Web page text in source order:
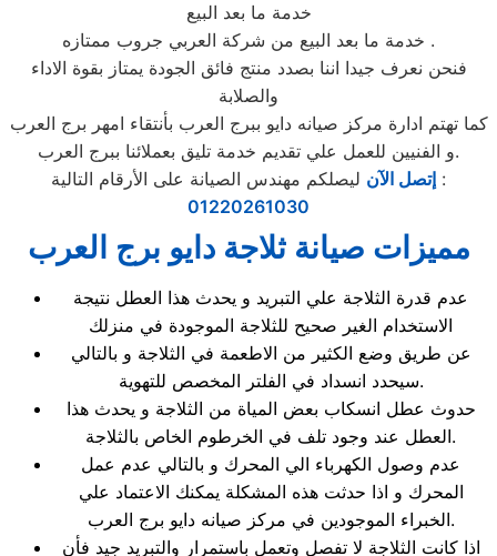
خدمة ما بعد البيع
خدمة ما بعد البيع من شركة العربي جروب ممتازه .
فنحن نعرف جيدا اننا بصدد منتج فائق الجودة يمتاز بقوة الاداء
والصلابة
كما تهتم ادارة مركز صيانه دايو ببرج العرب بأنتقاء امهر برج العرب
و الفنيين للعمل علي تقديم خدمة تليق بعملائنا ببرج العرب.
إتصل الآن ليصلكم مهندس الصيانة على الأرقام التالية :
01220261030
مميزات صيانة ثلاجة دايو برج العرب
عدم قدرة الثلاجة علي التبريد و يحدث هذا العطل نتيجة
الاستخدام الغير صحيح للثلاجة الموجودة في منزلك
عن طريق وضع الكثير من الاطعمة في الثلاجة و بالتالي
سيحدد انسداد في الفلتر المخصص للتهوية.
حدوث عطل انسكاب بعض المياة من الثلاجة و يحدث هذا
العطل عند وجود تلف في الخرطوم الخاص بالثلاجة.
عدم وصول الكهرباء الي المحرك و بالتالي عدم عمل
المحرك و اذا حدثت هذه المشكلة يمكنك الاعتماد علي
الخبراء الموجودين في مركز صيانه دايو برج العرب.
اذا كانت الثلاجة لا تفصل وتعمل باستمرار والتبريد جيد فأن